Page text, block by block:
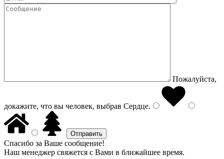
Пожалуйста,
докажите, что вы человек, выбрав Сердце.
Спасибо за Ваше сообщение!
Наш менеджер свяжется с Вами в ближайшее время.